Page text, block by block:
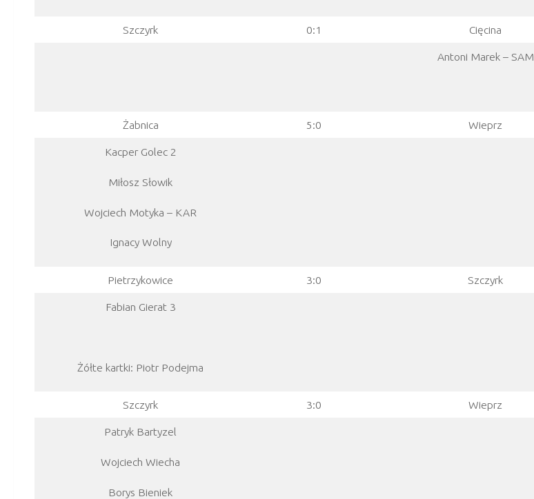
Szczyrk 0:1 Cięcina
Antoni Marek – SAM
Żabnica 5:0 Wieprz
Kacper Golec 2
Miłosz Słowik
Wojciech Motyka – KAR
Ignacy Wolny
Pietrzykowice 3:0 Szczyrk
Fabian Gierat 3
Żółte kartki: Piotr Podejma
Szczyrk 3:0 Wieprz
Patryk Bartyzel
Wojciech Wiecha
Borys Bieniek